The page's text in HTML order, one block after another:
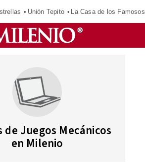
Unión Tepito La Casa de los Famosos
de Juegos Mecánicos
en Milenio